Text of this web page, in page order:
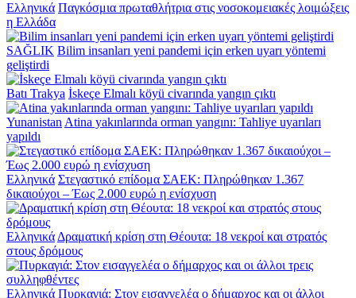
Ελληνικά Παγκόσμια πρωταθλήτρια στις νοσοκομειακές λοιμώξεις
η Ελλάδα
SAĞLIK Bilim insanları yeni pandemi için erken uyarı yöntemi
geliştirdi
Batı Trakya İskeçe Elmalı köyü civarında yangın çıktı
Yunanistan Atina yakınlarında orman yangını: Tahliye uyarıları
yapıldı
Ελληνικά Στεγαστικό επίδομα ΣΑΕΚ: Πληρώθηκαν 1.367
δικαιούχοι – Έως 2.000 ευρώ η ενίσχυση
Ελληνικά Δραματική κρίση στη Θέουτα: 18 νεκροί και στρατός
στους δρόμους
Ελληνικά Πυρκαγιά: Στον εισαγγελέα ο δήμαρχος και οι άλλοι